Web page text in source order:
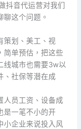
抖音代运营对我们
这个问题。
策划、美工、视
简单预估，把这些
线城市也需要3w以
、社保等潜在成
人员工资、设备成
是一笔不小的开
小企业来说投入风